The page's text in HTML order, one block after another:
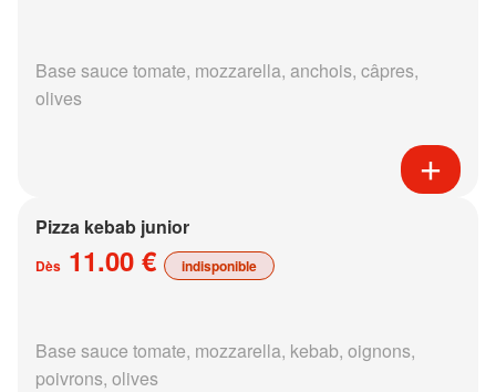
Base sauce tomate, mozzarella, anchois, câpres,
olives
Pizza kebab junior
Dès 11.00 € indisponible
Base sauce tomate, mozzarella, kebab, oignons,
poivrons, olives